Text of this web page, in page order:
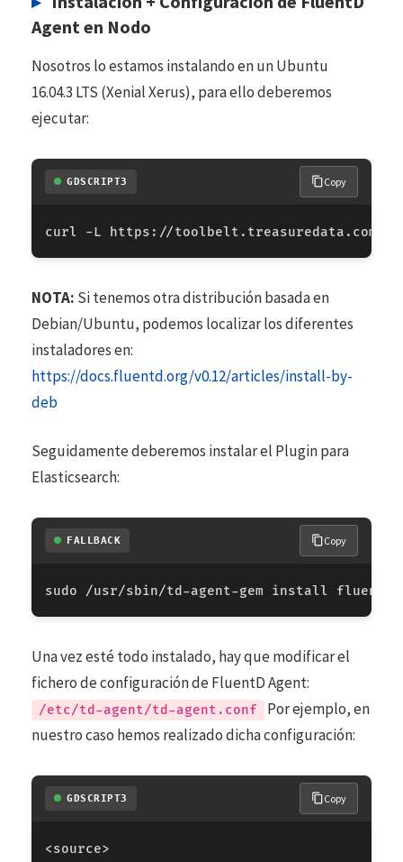
Agent en Nodo
Nosotros lo estamos instalando en un Ubuntu
16.04.3 LTS (Xenial Xerus), para ello deberemos
ejecutar:
GDSCRIPT3 Copy
curl -L https : //toolbelt . treasuredata . com
NOTA: Si tenemos otra distribución basada en
Debian/Ubuntu, podemos localizar los diferentes
instaladores en:
https://docs.fluentd.org/v0.12/articles/install-by-
deb
Seguidamente deberemos instalar el Plugin para
Elasticsearch:
FALLBACK Copy
Una vez esté todo instalado, hay que modificar el
fichero de configuración de FluentD Agent:
/etc/td-agent/td-agent.conf
Por ejemplo, en
nuestro caso hemos realizado dicha configuración:
GDSCRIPT3 Copy
<source>